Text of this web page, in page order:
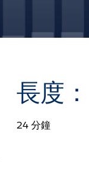
長度：
24 分鐘